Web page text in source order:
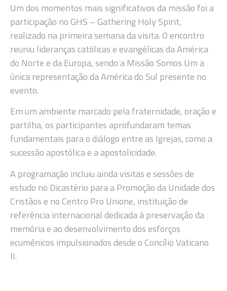
Um dos momentos mais significativos da missão foi a
participação no GHS – Gathering Holy Spirit,
realizado na primeira semana da visita. O encontro
reuniu lideranças católicas e evangélicas da América
do Norte e da Europa, sendo a Missão Somos Um a
única representação da América do Sul presente no
evento.
Em um ambiente marcado pela fraternidade, oração e
partilha, os participantes aprofundaram temas
fundamentais para o diálogo entre as Igrejas, como a
sucessão apostólica e a apostolicidade.
A programação incluiu ainda visitas e sessões de
estudo no Dicastério para a Promoção da Unidade dos
Cristãos e no Centro Pro Unione, instituição de
referência internacional dedicada à preservação da
memória e ao desenvolvimento dos esforços
ecumênicos impulsionados desde o Concílio Vaticano
II.